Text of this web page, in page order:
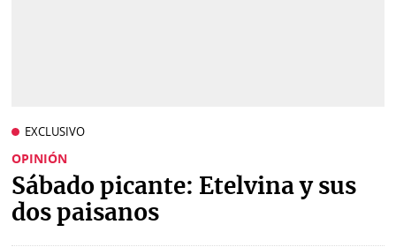
Sociedad
Política
Economía
Vivir+
EXCLUSIVO
OPINIÓN
Sábado picante: Etelvina y sus
dos paisanos